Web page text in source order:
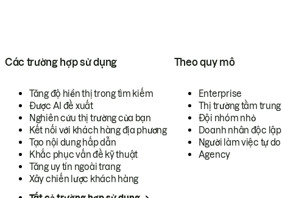
Các trường hợp sử dụng
Tăng độ hiển thị trong tìm kiếm
Được AI đề xuất
Nghiên cứu thị trường của bạn
Kết nối với khách hàng địa phương
Tạo nội dung hấp dẫn
Khắc phục vấn đề kỹ thuật
Tăng uy tín ngoài trang
Xây chiến lược khách hàng
Theo quy mô
Enterprise
Thị trường tầm trung
Đội nhóm nhỏ
Doanh nhân độc lập
Người làm việc tự do
Agency